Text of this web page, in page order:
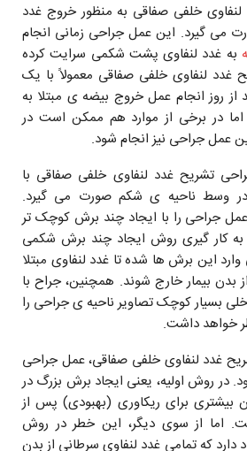
خلفی صفاقی به منظور خروج غدد
می گیرد. این عمل جراحی زمانی انجام
به غدد لنفاوی پشت شکمی سرایت کرده
غدد لنفاوی خلفی صفاقی معمولاً با یک
از روز انجام عمل خروج بیضه ی مبتلا به
در برخی از موارد هم ممکن است در
عمل جراحی نیز انجام شود.
تشریح غدد لنفاوی خلفی صفاقی با
وسط ناحیه ی شکم صورت می گیرد.
جراحی را با ایجاد چند برش کوچک تر
به کار گیری روش ایجاد چند برش شکمی
این برش ها شده تا غدد لنفاوی مبتلا
بدن بیمار خارج شوند. همچنین، جراح با
بسیار کوچک تصاویر ناحیه ی جراحی را
خواهد داشت.
غدد لنفاوی خلفی صفاقی، عمل جراحی
در روش اولیه، یعنی ایجاد برش بزرگ در
بیشتری برای ریکاوری (بهبودی) پس از
اما از سوی دیگر، این خطر در روش
دارد که تمامی غدد لنفاوی سرطانی از بدن